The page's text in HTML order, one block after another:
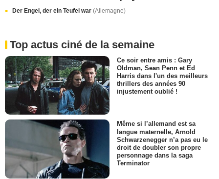
Der Engel, der ein Teufel war (Allemagne)
Top actus ciné de la semaine
Ce soir entre amis : Gary
Oldman, Sean Penn et Ed
Harris dans l'un des meilleurs
thrillers des années 90
injustement oublié !
Même si l’allemand est sa
langue maternelle, Arnold
Schwarzenegger n’a pas eu le
droit de doubler son propre
personnage dans la saga
Terminator